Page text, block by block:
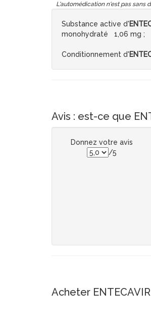
L'automédication n'est pas sans
Substance active d'
monohydraté 1,06 mg ;
Conditionnement d'
Avis : est-ce que
Donnez votre avis
/5
Acheter